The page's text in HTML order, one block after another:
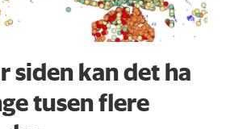
siden kan det ha
tusen flere